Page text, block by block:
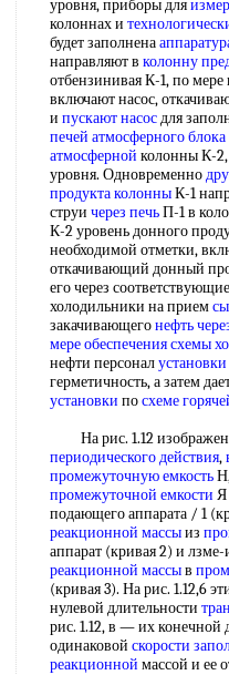
уровня, приборы для
колоннах и
будет заполнена
направляют в колонну
отбензинивая К-1, по мере
включают насос,
и пускают насосдля
печей атмосферного блока
атмосферной колонны К-2,
уровня. Одновременно
продукта колонныК-1
струи через печьП-1 в
К-2 уровень донного
необходимой отметки,
откачивающий донный
его через
холодильники на прием
закачивающегонефть
мере обеспечениясхемы
нефти персонал
герметичность, а затем
установки посхеме
На рис. 1.12
периодического действия,
промежуточную емкость
промежуточной емкости Я
подающего аппарата / 1
реакционной массыиз
аппарат (кривая 2) и
реакционной массыв
(кривая 3). На рис. 1.12,6
нулевой длительности
рис. 1.12, в — их конечной
одинаковой скорости
реакционной массой и ее